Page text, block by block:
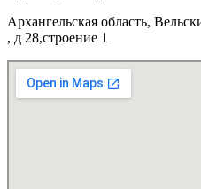
Архангельская область,
, д 28,строение 1